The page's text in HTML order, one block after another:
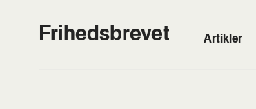
Frihedsbrevet Artik­ler